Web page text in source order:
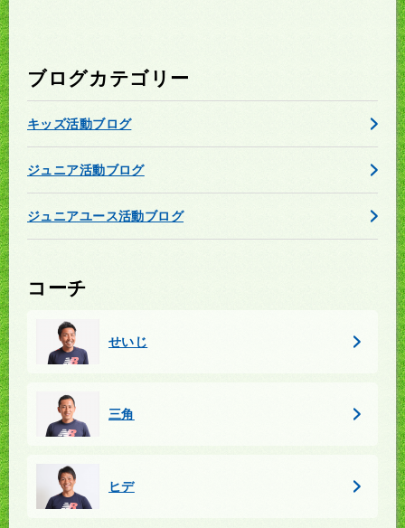
ブログカテゴリー
キッズ活動ブログ
ジュニア活動ブログ
ジュニアユース活動ブログ
コーチ
せいじ
三角
ヒデ